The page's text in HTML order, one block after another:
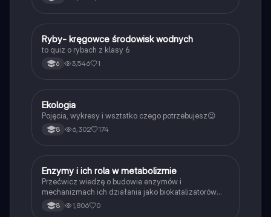
RBiologia
Ryby- kręgowce środowisk wodnych
to quiz o rybach z klasy 6
6 3,546 1
Biologia
Ekologia
Pojęcia, wykresy i wsztstko czego potrzebujesz😉
8 6,302 174
EBiologia
Enzymy i ich rola w metabolizmie
Przećwicz wiedzę o budowie enzymów i
mechanizmach ich działania jako biokatalizatorów
przyspieszających reakcje.
8 1,806 0